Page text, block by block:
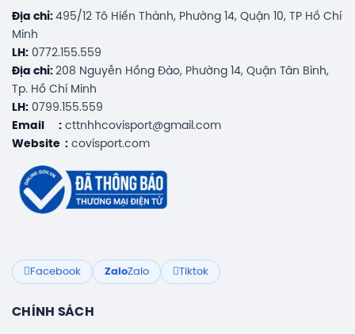
Địa chỉ: 495/12 Tô Hiến Thành, Phường 14, Quận 10, TP Hồ Chí
Minh
LH: 0772.155.559
Địa chỉ: 208 Nguyễn Hồng Đào, Phường 14, Quận Tân Bình,
Tp. Hồ Chí Minh
LH: 0799.155.559
Email : cttnhhcovisport@gmail.com
Website : covisport.com
Facebook ZaloZalo Tiktok
CHÍNH SÁCH